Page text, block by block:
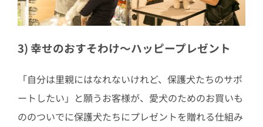
3) 幸せのおすそわけ～ハッピープレゼント
「自分は里親にはなれないけれど、保護犬たちのサポ
ートしたい」と願うお客様が、愛犬のためのお買いも
ののついでに保護犬たちにプレゼントを贈れる仕組み